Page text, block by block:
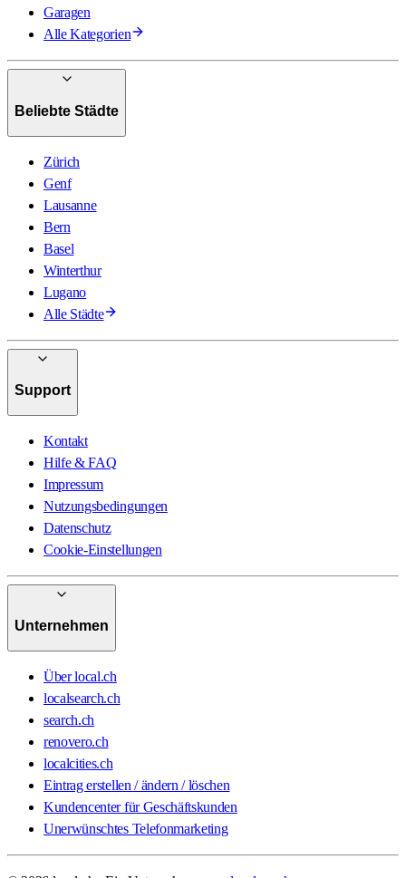
Garagen
Alle Kategorien
Beliebte Städte
Zürich
Genf
Lausanne
Bern
Basel
Winterthur
Lugano
Alle Städte
Support
Kontakt
Hilfe & FAQ
Impressum
Nutzungsbedingungen
Datenschutz
Cookie-Einstellungen
Unternehmen
Über local.ch
localsearch.ch
search.ch
renovero.ch
localcities.ch
Eintrag erstellen / ändern / löschen
Kundencenter für Geschäftskunden
Unerwünschtes Telefonmarketing